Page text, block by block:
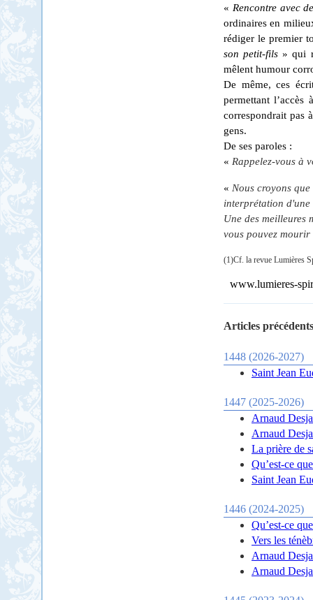
« Rencontre avec
ordinaires en
rédiger le premier
son petit-fils » qui
mêlent humour
De même, ces
permettant l’accès
correspondrait pas
gens.
De ses paroles :
« Rappelez-vous à
« Nous croyons
interprétation d'une
Une des meilleures
vous pouvez
(1)Cf. la revue Lumières
www.lumieres-
Articles
1448 (2026-2027)
Saint Jean
1447 (2025-2026)
Arnaud
Arnaud
La prière de
Qu’est-ce
Saint Jean
1446 (2024-2025)
Qu’est-ce
Vers les
Arnaud
Arnaud